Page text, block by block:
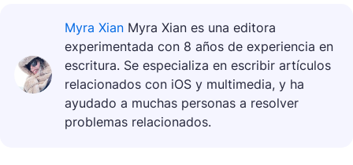
Myra Xian Myra Xian es una editora
experimentada con 8 años de experiencia en
escritura. Se especializa en escribir artículos
relacionados con iOS y multimedia, y ha
ayudado a muchas personas a resolver
problemas relacionados.